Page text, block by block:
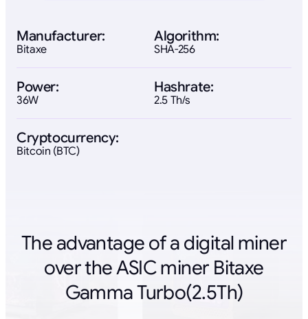
Manufacturer:
Bitaxe
Algorithm:
SHA-256
Power:
36W
Hashrate:
2.5 Th/s
Cryptocurrency:
Bitcoin (BTC)
The advantage of a digital miner
over the ASIC miner Bitaxe
Gamma Turbo(2.5Th)